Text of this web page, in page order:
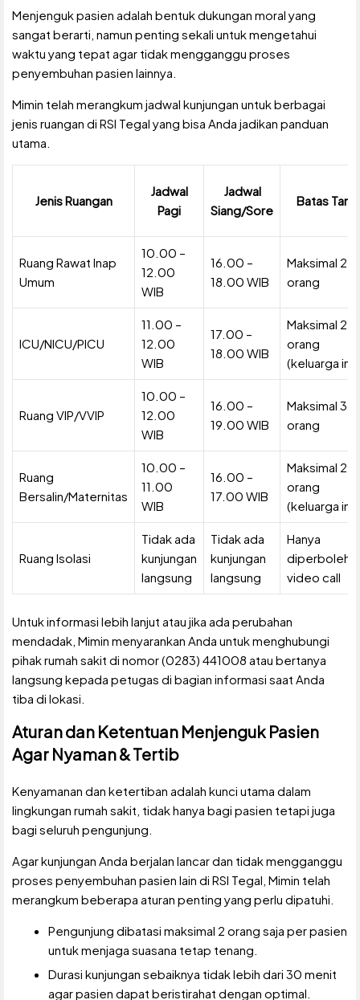
Menjenguk pasien adalah bentuk dukungan moral yang
sangat berarti, namun penting sekali untuk mengetahui
waktu yang tepat agar tidak mengganggu proses
penyembuhan pasien lainnya.
Mimin telah merangkum jadwal kunjungan untuk berbagai
jenis ruangan di RSI Tegal yang bisa Anda jadikan panduan
utama.
Jenis Ruangan
Jadwal
Pagi
Jadwal
Siang/Sore
Batas Tamu
Ruang Rawat Inap
Umum
10.00 –
12.00
WIB
16.00 –
18.00 WIB
Maksimal 2
orang
ICU/NICU/PICU
11.00 –
12.00
WIB
17.00 –
18.00 WIB
Maksimal 2
orang
(keluarga
Ruang VIP/VVIP
10.00 –
12.00
WIB
16.00 –
19.00 WIB
Maksimal 3
orang
Ruang
Bersalin/Maternitas
10.00 –
11.00
WIB
16.00 –
17.00 WIB
Maksimal 2
orang
(keluarga
Ruang Isolasi
Tidak ada
kunjungan
langsung
Tidak ada
kunjungan
langsung
Hanya
video call
Untuk informasi lebih lanjut atau jika ada perubahan
mendadak, Mimin menyarankan Anda untuk menghubungi
pihak rumah sakit di nomor (0283) 441008 atau bertanya
langsung kepada petugas di bagian informasi saat Anda
tiba di lokasi.
Aturan dan Ketentuan Menjenguk Pasien
Agar Nyaman & Tertib
Kenyamanan dan ketertiban adalah kunci utama dalam
lingkungan rumah sakit, tidak hanya bagi pasien tetapi juga
bagi seluruh pengunjung.
Agar kunjungan Anda berjalan lancar dan tidak mengganggu
proses penyembuhan pasien lain di RSI Tegal, Mimin telah
merangkum beberapa aturan penting yang perlu dipatuhi.
Pengunjung dibatasi maksimal 2 orang saja per pasien
untuk menjaga suasana tetap tenang.
Durasi kunjungan sebaiknya tidak lebih dari 30 menit
agar pasien dapat beristirahat dengan optimal.